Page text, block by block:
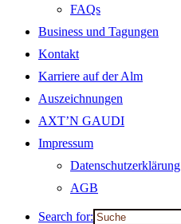
FAQs
Business und Tagungen
Kontakt
Karriere auf der Alm
Auszeichnungen
AXT’N GAUDI
Impressum
Datenschutzerklärung
AGB
Search for: